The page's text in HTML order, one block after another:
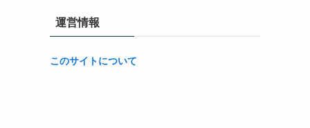
運営情報
このサイトについて